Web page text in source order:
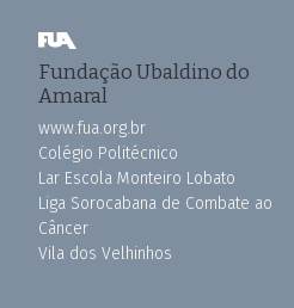
Fundação Ubaldino do
Amaral
www.fua.org.br
Colégio Politécnico
Lar Escola Monteiro Lobato
Liga Sorocabana de Combate ao
Câncer
Vila dos Velhinhos